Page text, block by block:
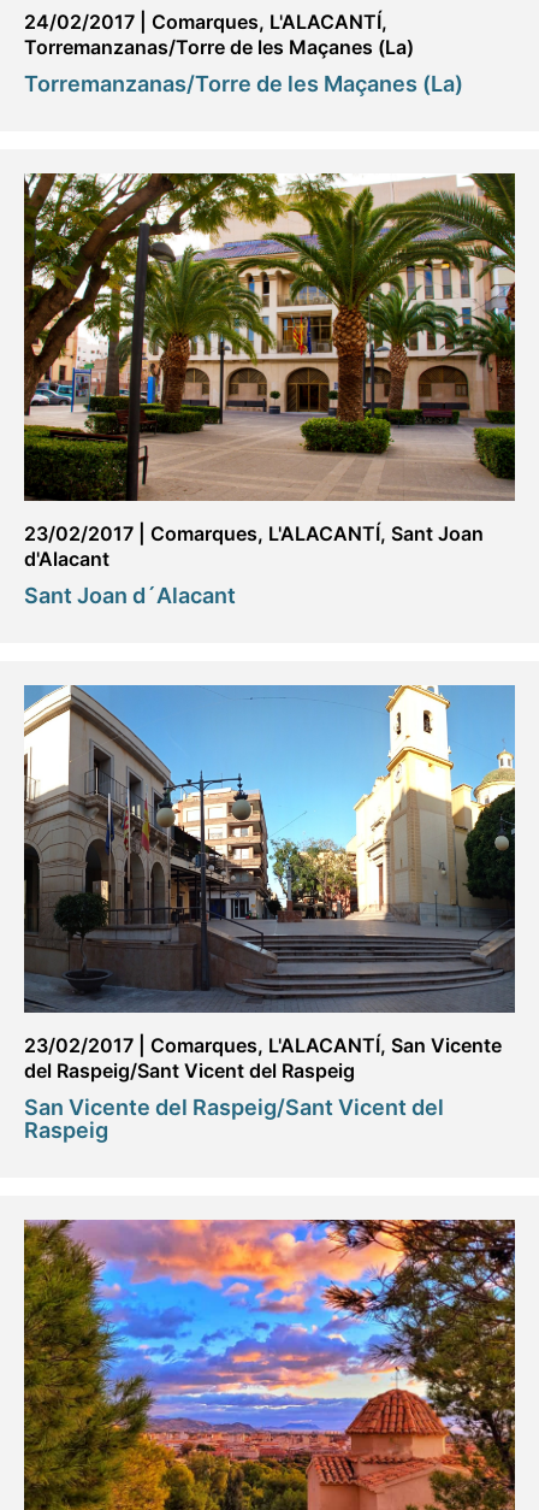
24/02/2017 Comarques, L'ALACANTÍ,
Torremanzanas/Torre de les Maçanes (La)
Torremanzanas/Torre de les Maçanes (La)
23/02/2017 Comarques, L'ALACANTÍ, Sant Joan
d'Alacant
Sant Joan d´Alacant
23/02/2017 Comarques, L'ALACANTÍ, San Vicente
del Raspeig/Sant Vicent del Raspeig
San Vicente del Raspeig/Sant Vicent del
Raspeig